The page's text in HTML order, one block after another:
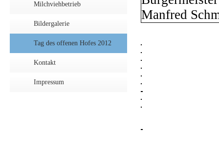
Milchviehbetrieb
Bildergalerie
Tag des offenen Hofes 2012
Kontakt
Impressum